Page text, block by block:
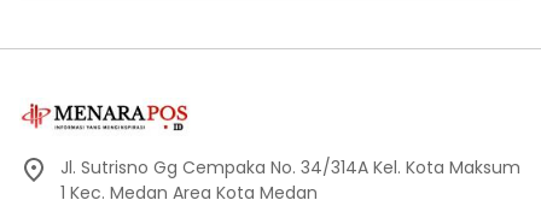
Jl. Sutrisno Gg Cempaka No. 34/314A Kel. Kota Maksum
1 Kec. Medan Area Kota Medan